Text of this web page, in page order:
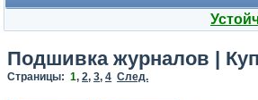
Подшивка журналов |
Страницы: 1, 2, 3, 4 След.